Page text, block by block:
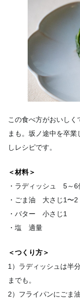
この食べ方がおいしく
まも。坂ノ途中を卒
しレシピです。
＜材料＞
・ラディッシュ 5～6
・ごま油 大さじ1〜2
・バター 小さじ1
・塩 適量
＜つくり方＞
1）ラディッシュは半
までも。
2）フライパンにごま